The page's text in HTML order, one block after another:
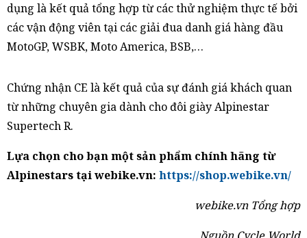
dụng là kết quả tổng hợp từ các thử nghiệm thực tế bởi
các vận động viên tại các giải đua danh giá hàng đầu
MotoGP, WSBK, Moto America, BSB,…
Chứng nhận CE là kết quả của sự đánh giá khách quan
từ những chuyên gia dành cho đôi giày Alpinestar
Supertech R.
Lựa chọn cho bạn một sản phẩm chính hãng từ
Alpinestars tại webike.vn: https://shop.webike.vn/
webike.vn Tổng hợp